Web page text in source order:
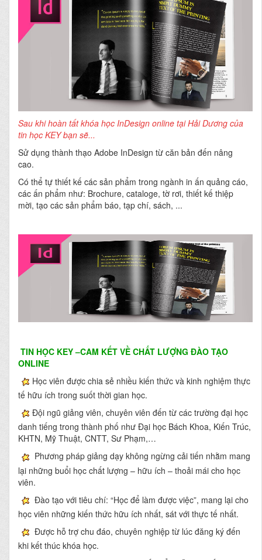
Sau khi hoàn tất khóa học InDesign online tại Hải Dương của
tin học KEYbạn sẽ...
Sử dụng thành thạo Adobe InDesign từ căn bản đến nâng
cao.
Có thể tự thiết kế các sản phẩm trong ngành in ấn quảng cáo,
các ấn phẩm như: Brochure, cataloge, tờ rơi, thiết kế thiệp
mời, tạo các sản phẩm báo, tạp chí, sách, ...
TIN HỌC KEY–CAM KẾT VỀ CHẤT LƯỢNG ĐÀO TẠO
ONLINE
Học viên được chia sẻ nhiều kiến thức và kinh nghiệm thực
tế hữu ích trong suốt thời gian học.
Đội ngũ giảng viên, chuyên viên đến từ các trường đại học
danh tiếng trong thành phố như Đại học Bách Khoa, Kiến Trúc,
KHTN, Mỹ Thuật, CNTT, Sư Phạm,…
Phương pháp giảng dạy không ngừng cải tiến nhằm mang
lại những buổi học chất lượng – hữu ích – thoải mái cho học
viên.
Đào tạo với tiêu chí: “Học để làm được việc”, mang lại cho
học viên những kiến thức hữu ích nhất, sát với thực tế nhất.
Được hỗ trợ chu đáo, chuyên nghiệp từ lúc đăng ký đến
khi kết thúc khóa học.